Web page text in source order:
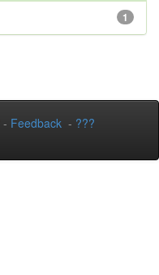
1
- Feedback - ???